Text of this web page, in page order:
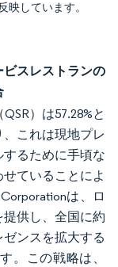
映しています。
スレストランの
）は57.28%と
これは現地プレ
るために手頃な
ていることによ
は、ロ
供し、全国に約
ンスを拡大する
。この戦略は、